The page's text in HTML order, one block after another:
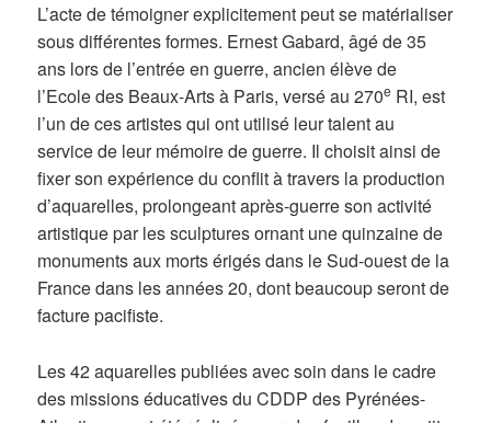
L’acte de témoigner explicitement peut se matérialiser
sous différentes formes. Ernest Gabard, âgé de 35
ans lors de l’entrée en guerre, ancien élève de
l’Ecole des Beaux-Arts à Paris, versé au 270e RI, est
l’un de ces artistes qui ont utilisé leur talent au
service de leur mémoire de guerre. Il choisit ainsi de
fixer son expérience du conflit à travers la production
d’aquarelles, prolongeant après-guerre son activité
artistique par les sculptures ornant une quinzaine de
monuments aux morts érigés dans le Sud-ouest de la
France dans les années 20, dont beaucoup seront de
facture pacifiste.
Les 42 aquarelles publiées avec soin dans le cadre
des missions éducatives du CDDP des Pyrénées-